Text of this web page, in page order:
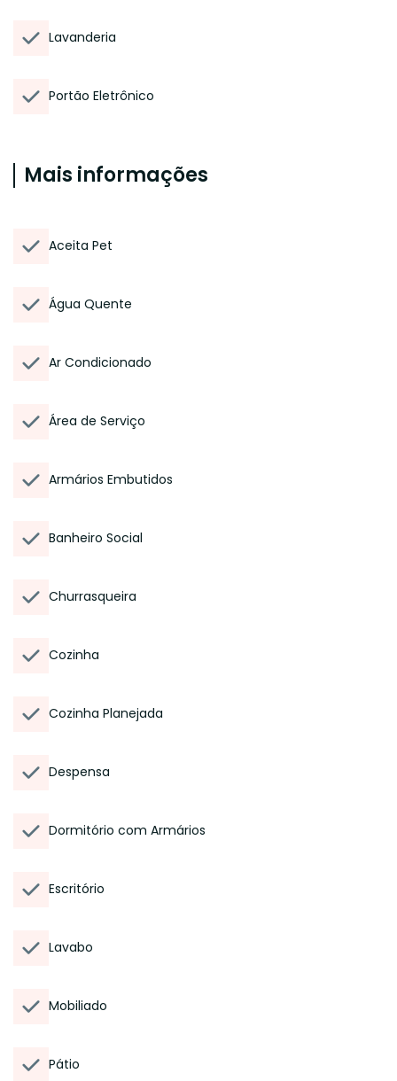
Lavanderia
Portão Eletrônico
Mais informações
Aceita Pet
Água Quente
Ar Condicionado
Área de Serviço
Armários Embutidos
Banheiro Social
Churrasqueira
Cozinha
Cozinha Planejada
Despensa
Dormitório com Armários
Escritório
Lavabo
Mobiliado
Pátio